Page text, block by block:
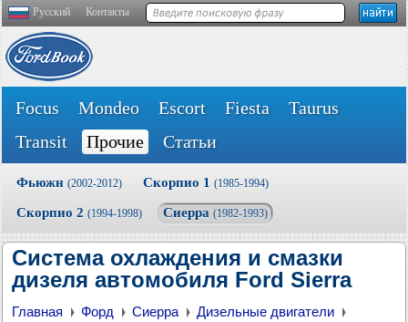
Русский Контакты
Focus Mondeo Escort Fiesta
Taurus
Transit
Прочие Статьи
Фьюжн (2002-2012) Скорпио 1 (1985-1994)
Скорпио 2 (1994-1998) Сиерра (1982-1993)
Система охлаждения и смазки
дизеля автомобиля Ford Sierra
Главная Форд Сиерра
Дизельные двигатели